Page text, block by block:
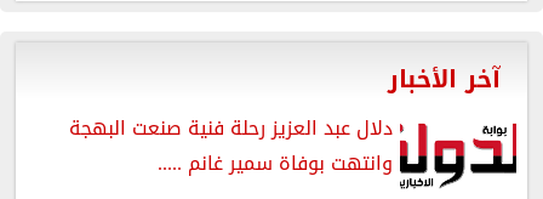
آخر الأخبار
دلال عبد العزيز رحلة فنية صنعت البهجة
وانتهت بوفاة سمير غانم .....